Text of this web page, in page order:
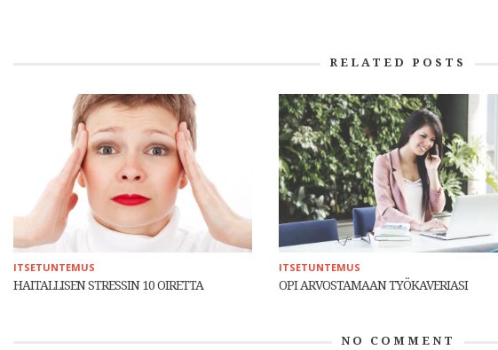
RELATED POSTS
ITSETUNTEMUS
HAITALLISEN STRESSIN 10 OIRETTA
ITSETUNTEMUS
OPI ARVOSTAMAAN TYÖKAVERIASI
NO COMMENT